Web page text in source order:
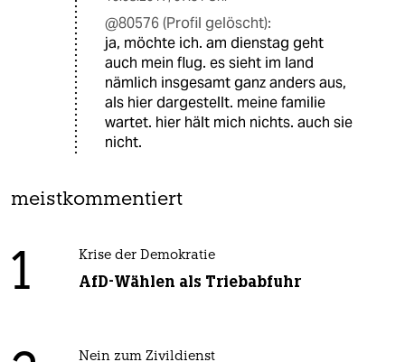
@80576 (Profil gelöscht):
ja, möchte ich. am dienstag geht
auch mein flug. es sieht im land
nämlich insgesamt ganz anders aus,
als hier dargestellt. meine familie
wartet. hier hält mich nichts. auch sie
nicht.
meistkommentiert
1 Krise der Demokratie
AfD-Wählen als Triebabfuhr
Nein zum Zivildienst